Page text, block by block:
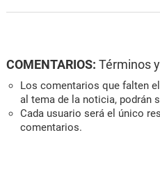
COMENTARIOS: Términos
Los comentarios que falten
al tema de la noticia, podrán
Cada usuario será el único
comentarios.